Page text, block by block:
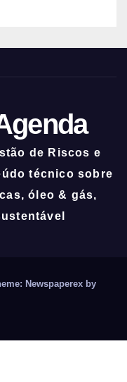
de Riscos e
técnico sobre
óleo & gás,
Newspaperex by